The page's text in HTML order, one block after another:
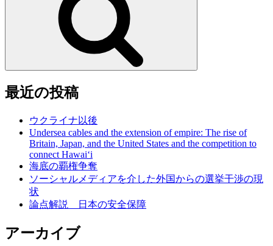
最近の投稿
ウクライナ以後
Undersea cables and the extension of empire: The rise of
Britain, Japan, and the United States and the competition to
connect Hawai‘i
海底の覇権争奪
ソーシャルメディアを介した外国からの選挙干渉の現
状
論点解説 日本の安全保障
アーカイブ